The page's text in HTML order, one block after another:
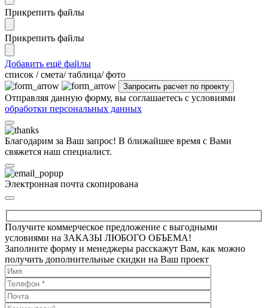
Прикрепить файлы
Прикрепить файлы
Добавить ещё файлы
cписок / смета/ таблица/ фото
Отправляя данную форму, вы соглашаетесь с условиями
обработки персональных данных
Благодарим за Ваш запрос! В ближайшее время с Вами
свяжется наш специалист.
Электронная почта скопирована
Получите коммерческое предложение с выгодными
условиями на ЗАКАЗЫ ЛЮБОГО ОБЪЕМА!
Заполните форму и менеджеры расскажут Вам, как можно
получить дополнительные скидки на Ваш проект